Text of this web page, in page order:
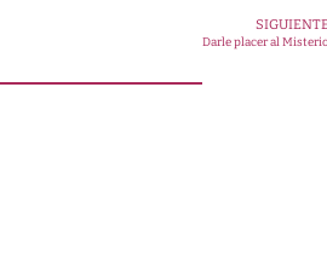
Darle placer al